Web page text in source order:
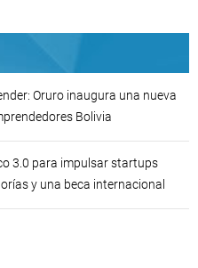
Oruro inaugura una nueva
Bolivia
3.0 para impulsar startups
y una beca internacional